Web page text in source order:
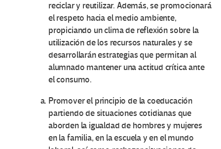
reciclar y reutilizar. Además, se promocionará
el respeto hacia el medio ambiente,
propiciando un clima de reflexión sobre la
utilización de los recursos naturales y se
desarrollarán estrategias que permitan al
alumnado mantener una actitud crítica ante
el consumo.
Promover el principio de la coeducación
partiendo de situaciones cotidianas que
aborden la igualdad de hombres y mujeres
en la familia, en la escuela y en el mundo